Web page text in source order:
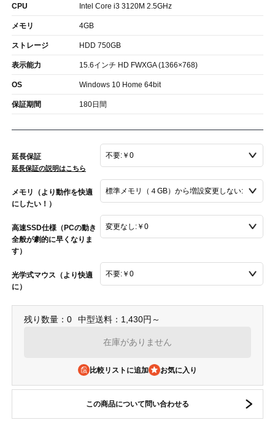
CPU Intel Core i3 3120M 2.5GHz
メモリ 4GB
ストレージ HDD 750GB
表示能力 15.6インチ HD FWXGA (1366×768)
OS Windows 10 Home 64bit
保証期間 180日間
延長保証
延長保証の説明はこちら
メモリ（より動作を快適
にしたい！）
高速SSD仕様（PCの動き
全般が劇的に早くなりま
す）
光学式マウス（より快適
に）
残り数量：0 中型送料：1,430円～
在庫がありません
比較リストに追加
この商品について問い合わせる